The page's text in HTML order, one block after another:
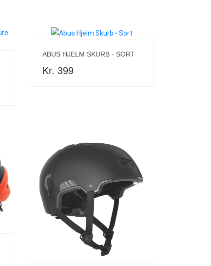
ABUS HJELM SKURB - SORT
Kr. 399